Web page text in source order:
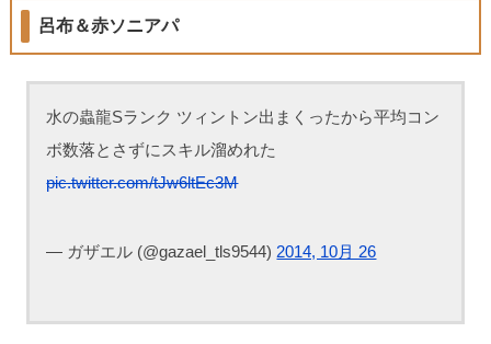
呂布＆赤ソニアパ
水の蟲龍Sランク ツィントン出まくったから平均コン
ボ数落とさずにスキル溜めれた
pic.twitter.com/tJw6ltEc3M
— ガザエル (@gazael_tls9544) 2014, 10月 26